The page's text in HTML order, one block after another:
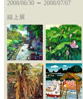
2008/06/30 ~ 2008/07/07
線上展